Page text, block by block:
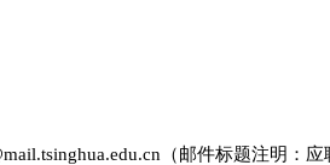
（邮件标题注明：应